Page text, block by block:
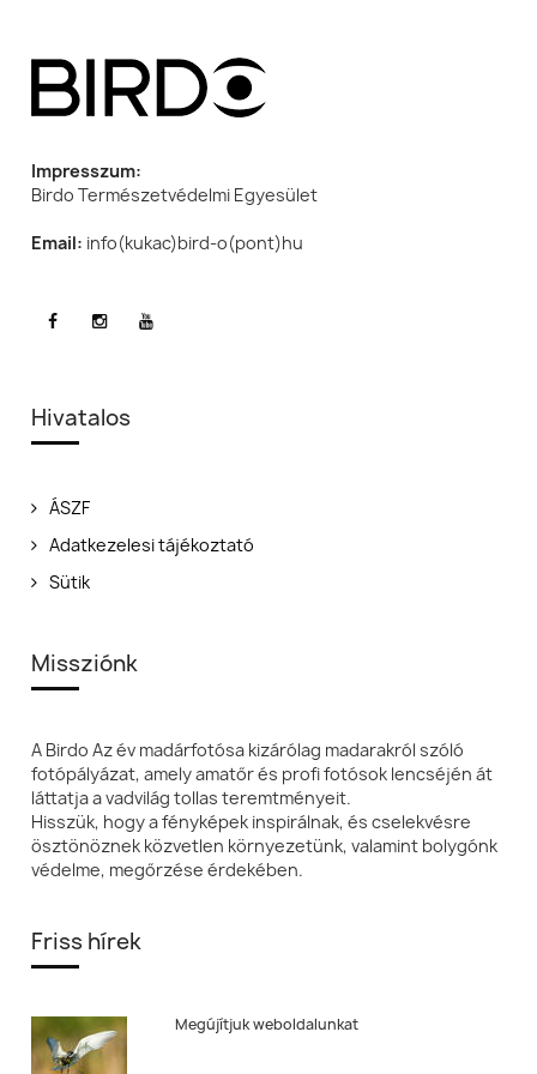
Impresszum:
Birdo Természetvédelmi Egyesület
Email: info(kukac)bird-o(pont)hu
Hivatalos
ÁSZF
Adatkezelesi tájékoztató
Sütik
Missziónk
A Birdo Az év madárfotósa kizárólag madarakról szóló
fotópályázat, amely amatőr és profi fotósok lencséjén át
láttatja a vadvilág tollas teremtményeit.
Hisszük, hogy a fényképek inspirálnak, és cselekvésre
ösztönöznek közvetlen környezetünk, valamint bolygónk
védelme, megőrzése érdekében.
Friss hírek
Megújítjuk weboldalunkat